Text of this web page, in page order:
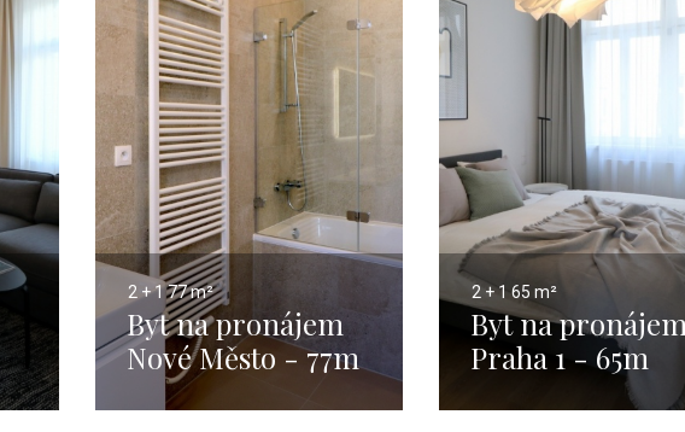
2 + 177 m²
Byt na pronájem
Nové Město - 77m
2 + 1 65 m²
Byt na
Praha 1 - 65m